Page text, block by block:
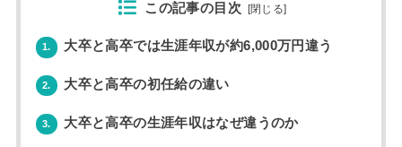
この記事の目次 [閉じる]
1. 大卒と高卒では生涯年収が約6,000万円違う
2. 大卒と高卒の初任給の違い
3. 大卒と高卒の生涯年収はなぜ違うのか